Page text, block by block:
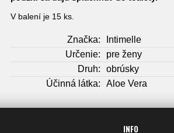
V balení je 15 ks.
Značka:
Intimelle
Určenie:
pre ženy
Druh:
obrúsky
Účinná látka:
Aloe Vera
INFO